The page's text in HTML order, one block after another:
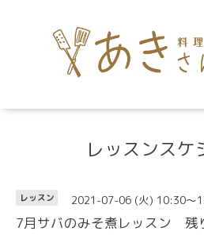
レッスンスケ
レッスン 2021-07-06 (火) 10:30～
7月サバのみそ煮レッスン 残